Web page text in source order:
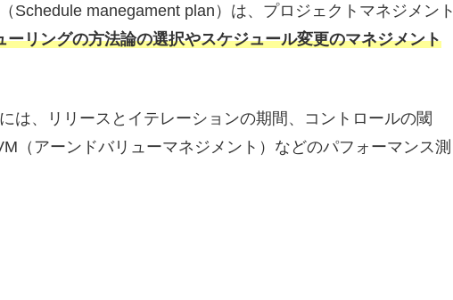
Schedule manegament plan）は、プロジェクトマネジメント
ーリングの方法論の選択やスケジュール変更のマネジメント
は、リリースとイテレーションの期間、コントロールの閾
（アーンドバリューマネジメント）などのパフォーマンス測